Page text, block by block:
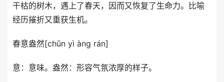
干枯的树木，遇上了春天，因而又恢复了生命力。比喻
经历摧折又重获生机。
春意盎然[chūn yì àng rán]
意：意味。盎然：形容气氛浓厚的样子。